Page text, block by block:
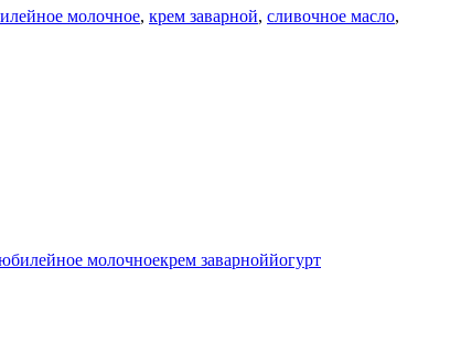
молочное, крем заварной, сливочное масло,
молочноекрем заварноййогурт